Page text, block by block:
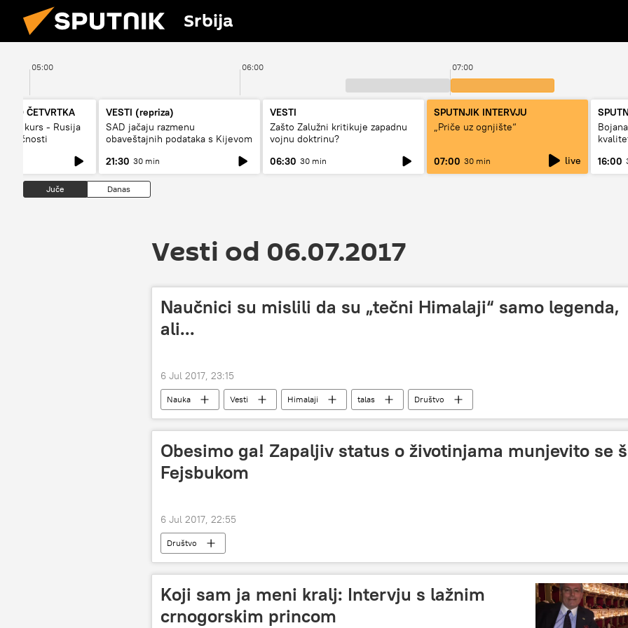
Srbija
05:00 06:00 07:00
DO ČETVRTKA
kurs - Rusija
VESTI (repriza)
SAD jačaju razmenu
obaveštajnih podataka s Kijevom
21:30 30 min
VESTI
Zašto Zalužni kritikuje zapadnu
vojnu doktrinu?
06:30 30 min
SPUTNJIK INTERVJU
„Priče uz ognjište“
07:00 30 min live
16:00
Juče Danas
Vesti od 06.07.2017
Naučnici su mislili da su „tečni Himalaji“ samo legenda,
ali...
6 Jul 2017, 23:15
Nauka Vesti Himalaji talas Društvo
Obesimo ga! Zapaljiv status o životinjama munjevito se
Fejsbukom
6 Jul 2017, 22:55
Društvo
Koji sam ja meni kralj: Intervju s lažnim
crnogorskim princom